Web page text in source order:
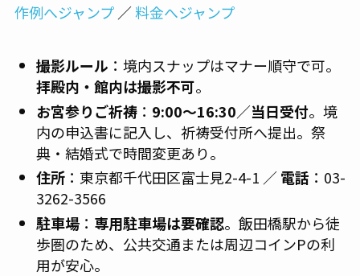
作例へジャンプ／料金へジャンプ
撮影ルール ：境内スナップはマナー順守で可。
拝殿内・館内は撮影不可。
お宮参りご祈祷： 9:00〜16:30／当日受付。境
内の申込書に記入し、祈祷受付所へ提出。祭
典・結婚式で時間変更あり。
住所：東京都千代田区富士見2-4-1 ／ 電話 ：03-
3262-3566
駐車場： 専用駐車場は要確認。飯田橋駅から徒
歩圏のため、公共交通または周辺コインPの利
用が安心。